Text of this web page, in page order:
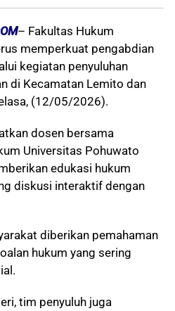
– Fakultas Hukum
memperkuat pengabdian
kegiatan penyuluhan
di Kecamatan Lemito dan
(12/05/2026).
dosen bersama
Universitas Pohuwato
edukasi hukum
diskusi interaktif dengan
diberikan pemahaman
hukum yang sering
tim penyuluh juga